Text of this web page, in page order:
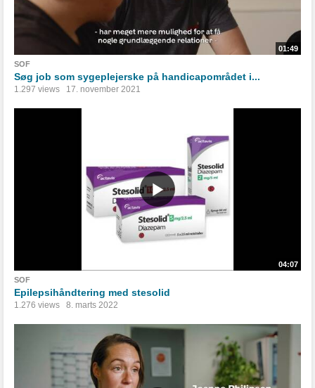
01:49
SOF
Søg job som sygeplejerske på handicapområdet i...
1.297 views 17. november 2021
04:07
SOF
Epilepsihåndtering med stesolid
1.276 views 8. marts 2022